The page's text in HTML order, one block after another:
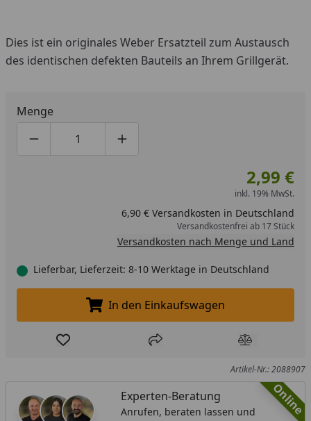
Dies ist ein originales Weber Ersatzteil zum Austausch
des identischen defekten Bauteils an Ihrem Grillgerät.
Menge
Produktmenge um eins verringern
Produktmenge manuell eingeben
Produktmenge um eins erhöhen
2,99 €
inkl. 19% MwSt.
6,90 € Versandkosten in Deutschland
Versandkostenfrei ab 17 Stück
Versandkosten nach Menge und Land
Lieferbar, Lieferzeit: 8-10 Werktage in Deutschland
In den Einkaufswagen legen
In den Einkaufswagen
Produkt zur Wunschliste hinzufügen
Teilen Produkt
Artikel-Nr.: 2088907
Online
Experten-Beratung
Anrufen, beraten lassen und